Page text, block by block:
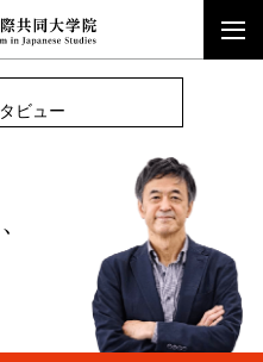
ビュー